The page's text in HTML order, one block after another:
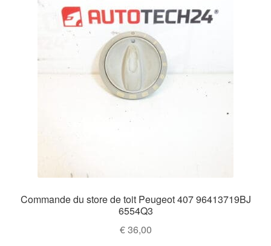
Politique de confidentialité
Procédure de Réclamation
plus
ancien
Commande du store de toit Peugeot 407 96413719BJ
6554Q3
€36,00